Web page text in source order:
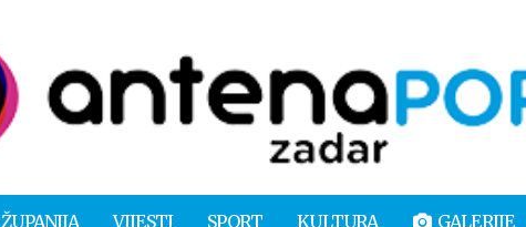
ŽUPANIJA VIJESTI SPORT KULTURA GALERIJE